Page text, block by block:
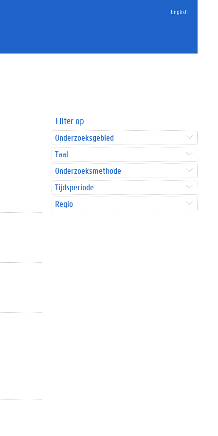
English
Filter op
Onderzoeksgebied
Taal
Onderzoeksmethode
Tijdsperiode
Regio